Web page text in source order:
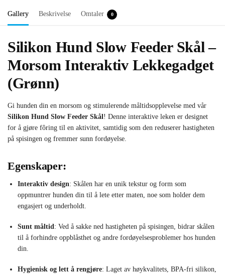
Gallery Beskrivelse Omtaler 0
Silikon Hund Slow Feeder Skål –
Morsom Interaktiv Lekkegadget
(Grønn)
Gi hunden din en morsom og stimulerende måltidsopplevelse med vår
Silikon Hund Slow Feeder Skål! Denne interaktive leken er designet
for å gjøre fôring til en aktivitet, samtidig som den reduserer hastigheten
på spisingen og fremmer sunn fordøyelse.
Egenskaper:
Interaktiv design: Skålen har en unik tekstur og form som
oppmuntrer hunden din til å lete etter maten, noe som holder dem
engasjert og underholdt.
Sunt måltid: Ved å sakke ned hastigheten på spisingen, bidrar skålen
til å forhindre oppblåsthet og andre fordøyelsesproblemer hos hunden
din.
Hygienisk og lett å rengjøre: Laget av høykvalitets, BPA-fri silikon,